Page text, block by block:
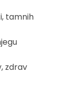
tamnih
zdrav